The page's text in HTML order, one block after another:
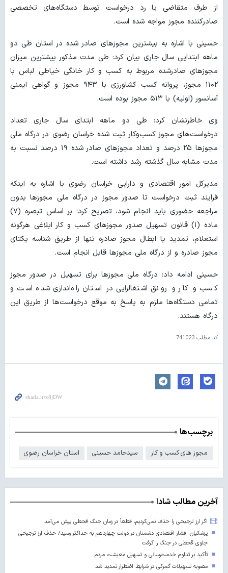
از طرف متقاضی یا رد درخواست توسط دستگاه‌های تخصصی
صادرکننده مجوز مواجه شده است.
حسینی با اشاره به بیشترین مجوزهای صادر شده در استان طی دو
ماهه ابتدایی سال جاری بیان کرد: طی مدت مذکور بیشترین میزان
مجوزهای صادرشده مربوط به کسب و کار خانگی خیاطی لباس با
۱۱۰۲ مجوز، پروانه کسب کشاورزی با ۹۴۳ مجوز و گواهی ایمنی
آسانسور (اولیه) با ۵۱۳ مجوز بوده است.
وی خاطرنشان کرد: طی دو ماهه ابتدای سال جاری تعداد
درخواست‌های مجوز کسب‌وکار ثبت شده خراسان رضوی در درگاه ملی
مجوزها ۲۵ درصد و تعداد مجوزهای صادر شده ۱۹ درصد نسبت به
مدت مشابه سال گذشته رشد داشته است.
مدیرکل امور اقتصادی و دارایی خراسان رضوی با اشاره به اینکه
فرایند ثبت درخواست تا صدور مجوز در درگاه ملی مجوزها بدون
مراجعه حضوری باید انجام شود، تصریح کرد: بر اساس تبصره (۷)
ماده (۱) قانون تسهیل صدور مجوزهای کسب و کار ابلاغی هرگونه
استعلام، تمدید یا ابطال مجوز صادره تنها از طریق شناسه یکتای
مجوز صادره و از درگاه ملی مجوزها قابل انجام است.
حسینی ادامه داد: درگاه ملی مجوزها برای تسهیل در صدور مجوز
کسب و کار و رونق اشتغالزایی در استان راه‌اندازی شده است و
تمامی دستگاه‌ها ملزم به پاسخ به موقع درخواست‌ها از طریق این
درگاه هستند.
کد مطلب 741023
برچسب‌ها
مجوز های کسب و کار سیدحامد حسینی استان خراسان رضوی
آخرین مطالب شادا
اگر ارز ترجیحی را حذف نمی‌کردیم، قطعاً در زمان جنگ قحطی پیش می‌آمد
پزشکیان: فشار اقتصادی دشمنان در دولت چهاردهم به حداکثر رسید/ حذف ارز ترجیحی
جلوی قحطی در جنگ را گرفت
تأکید بر تداوم خدمت‌رسانی و تسهیل معیشت مردم
مصوبه تسهیلات گمرکی در شرایط اضطرار تمدید شد